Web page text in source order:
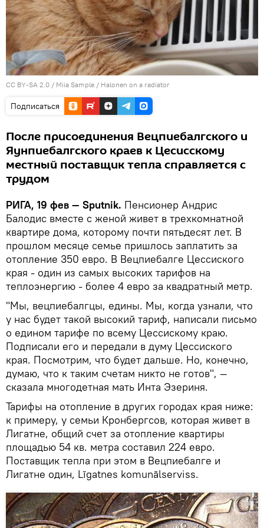
CC BY-SA 2.0 / Miia Sample / Halonen on a radiator
Подписаться
После присоединения Вецпиебалгского и
Яунпиебалгского краев к Цесисскому
местный поставщик тепла справляется с
трудом
РИГА, 19 фев — Sputnik. Пенсионер Андрис
Балодис вместе с женой живет в трехкомнатной
квартире дома, которому почти пятьдесят лет. В
прошлом месяце семье пришлось заплатить за
отопление 350 евро. В Вецпиебалге Цессиского
края - один из самых высоких тарифов на
теплоэнергию - более 4 евро за квадратный метр.
"Мы, вецпиебалгцы, едины. Мы, когда узнали, что
у нас будет такой высокий тариф, написали письмо
о едином тарифе по всему Цессискому краю.
Подписали его и передали в думу Цессиского
края. Посмотрим, что будет дальше. Но, конечно,
думаю, что к таким счетам никто не готов", —
сказала многодетная мать Инта Эзериня.
Тарифы на отопление в других городах края ниже:
к примеру, у семьи Кронбергсов, которая живет в
Лигатне, общий счет за отопление квартиры
площадью 54 кв. метра составил 224 евро.
Поставщик тепла при этом в Вецпиебалге и
Лигатне один, Līgatnes komunālserviss.